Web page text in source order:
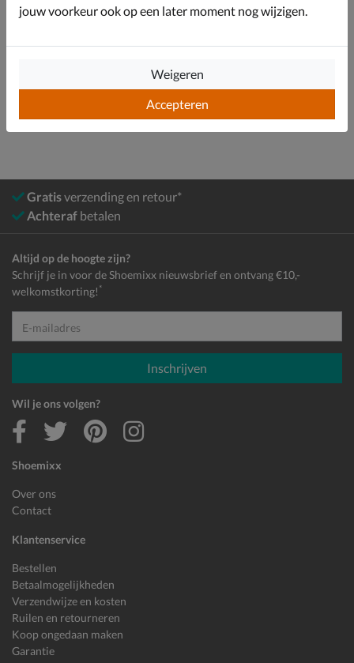
Over Gabor
Bekijk meer
Sneakers
Gratisverzending en retour*
Achteraf betalen
Shoemixx
Over ons
Contact
Klantenservice
Bestellen
Betaalmogelijkheden
Verzendwijze en kosten
Ruilen en retourneren
Koop ongedaan maken
Garantie
Altijd op de hoogte zijn?
Schrijf je in voor de Shoemixx nieuwsbrief en ontvang €10,-
welkomstkorting! *
E-mailadres
Inschrijven
Wil je ons volgen?
jouw voorkeur ook op een later moment nog wijzigen.
Accepteren
Weigeren